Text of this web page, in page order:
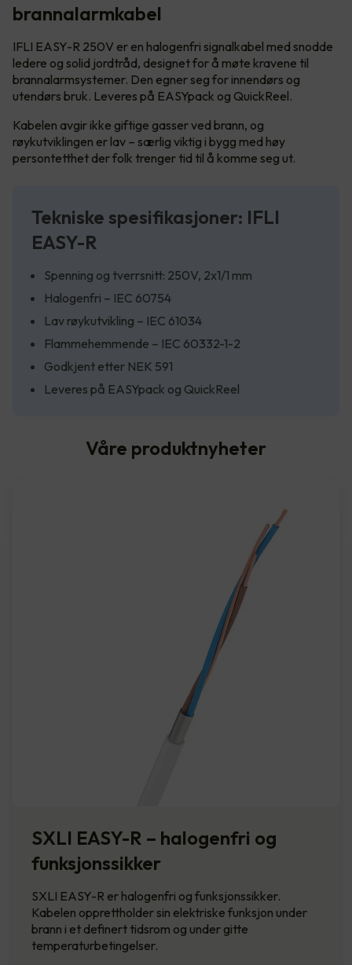
brannalarmkabel
IFLI EASY-R 250V er en halogenfri signalkabel med snodde
ledere og solid jordtråd, designet for å møte kravene til
brannalarmsystemer. Den egner seg for innendørs og
utendørs bruk. Leveres på EASYpack og QuickReel.
Kabelen avgir ikke giftige gasser ved brann, og
røykutviklingen er lav – særlig viktig i bygg med høy
persontetthet der folk trenger tid til å komme seg ut.
Tekniske spesifikasjoner: IFLI
EASY-R
Spenning og tverrsnitt: 250V, 2x1/1 mm
Halogenfri – IEC 60754
Lav røykutvikling – IEC 61034
Flammehemmende – IEC 60332-1-2
Godkjent etter NEK 591
Leveres på EASYpack og QuickReel
Våre produktnyheter
SXLI EASY-R – halogenfri og
funksjonssikker
SXLI EASY-R er halogenfri og funksjonssikker.
Kabelen opprettholder sin elektriske funksjon under
brann i et definert tidsrom og under gitte
temperaturbetingelser.